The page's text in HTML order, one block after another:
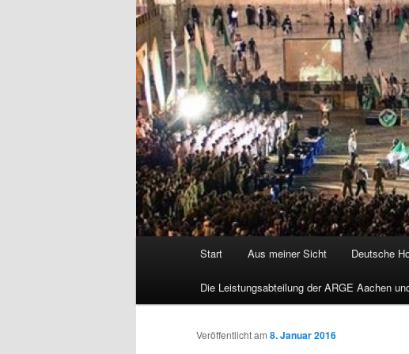
Start Aus meiner Sicht Deutsche
Die Leistungsabteilung der ARGE Aachen
Veröffentlicht am 8. Januar 2016